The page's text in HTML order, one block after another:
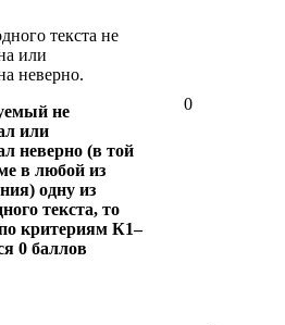
текста не
или
неверно.
не
или
неверно (в той
в любой из
одну из
текста, то
критериям К1–
0 баллов
0